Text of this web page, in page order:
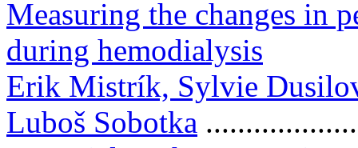
Measuring the changes in
during hemodialysis
Erik Mistrík, Sylvie
Luboš Sobotka